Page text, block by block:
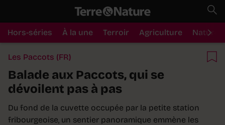
Hors-séries À la une Terroir Agriculture Nature
Les Paccots (FR)
Balade aux Paccots, qui se
dévoilent pas à pas
Du fond de la cuvette occupée par la petite station
fribourgeoise, un sentier panoramique emmène les